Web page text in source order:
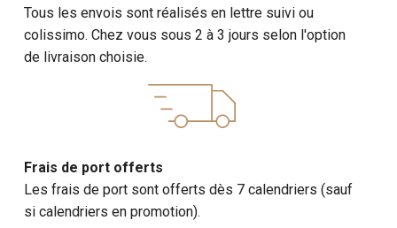
Tous les envois sont réalisés en lettre suivi ou
colissimo. Chez vous sous 2 à 3 jours selon l'option
de livraison choisie.
Frais de port offerts
Les frais de port sont offerts dès 7 calendriers (sauf
si calendriers en promotion).